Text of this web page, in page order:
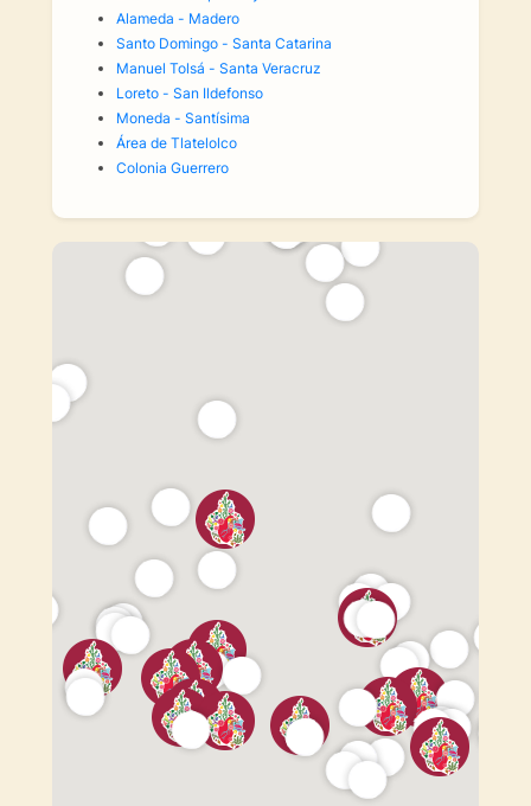
Alameda - Madero
Santo Domingo - Santa Catarina
Manuel Tolsá - Santa Veracruz
Loreto - San Ildefonso
Moneda - Santísima
Área de Tlatelolco
Colonia Guerrero